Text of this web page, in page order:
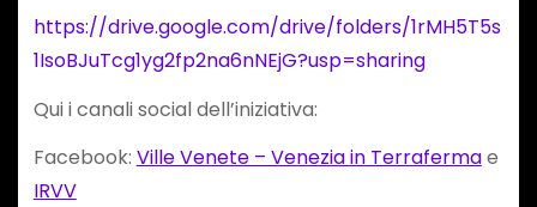
https://drive.google.com/drive/folders/1rMH5T5s
1IsoBJuTcg1yg2fp2na6nNEjG?usp=sharing
Qui i canali social dell’iniziativa:
Facebook: Ville Venete – Venezia in Terrafermae
IRVV